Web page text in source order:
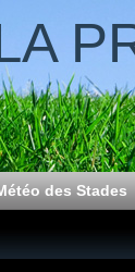
des Stades